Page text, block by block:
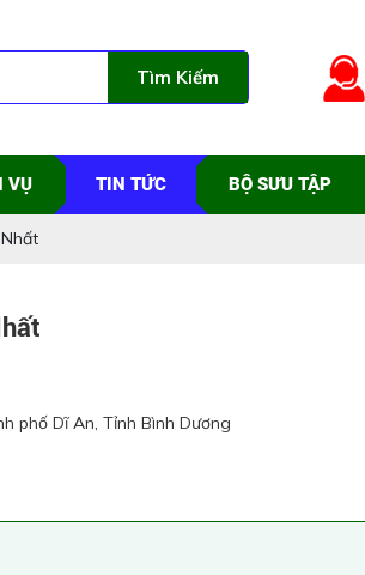
Tìm Kiếm
VỤ TIN TỨC BỘ SƯU TẬP
phố Dĩ An, Tỉnh Bình Dương